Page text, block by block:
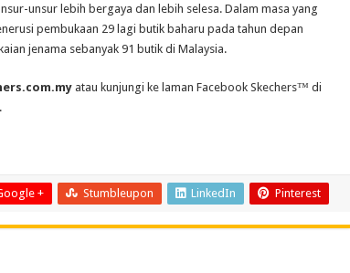
unsur lebih bergaya dan lebih selesa. Dalam masa yang
pembukaan 29 lagi butik baharu pada tahun depan
jenama sebanyak 91 butik di Malaysia.
atau kunjungi ke laman Facebook Skechers™ di
.
+ Stumbleupon LinkedIn Pinterest